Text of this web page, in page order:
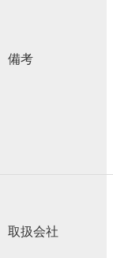
備考
取扱会社